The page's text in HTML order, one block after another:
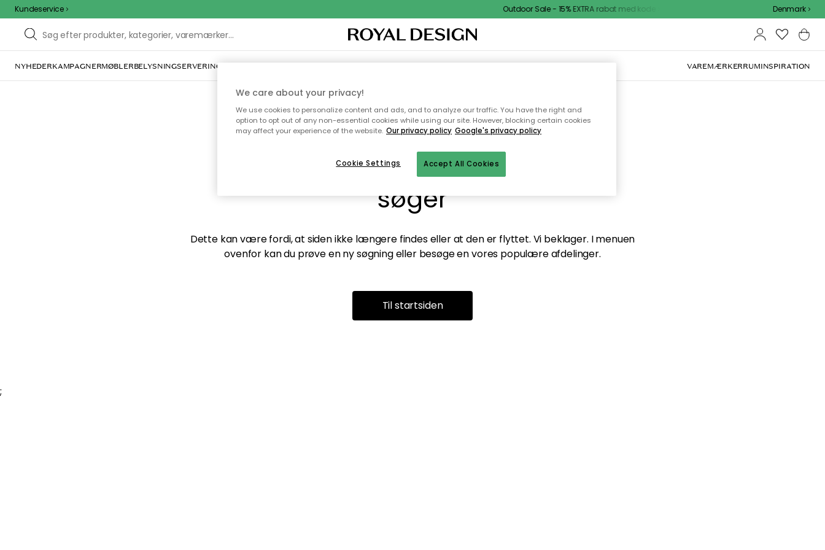
Kundeservice Outdoor Sale - 15% EXTRA rabat med kode Denmark
NYHEDERKAMPAGNERMØBLERBELYSNINGSERVERING INDRETNINGTEKSTIL & TÆPPERKØKKENETOPBEVARINGHAVEMØBLER VAREMÆRKERRUMINSPIRATION
Vi fandt desværre ikke siden du
søger
Dette kan være fordi, at siden ikke længere findes eller at den er flyttet. Vi beklager. I menuen
ovenfor kan du prøve en ny søgning eller besøge en vores populære afdelinger.
Til startsiden
;
We care about your privacy!
We use cookies to personalize content and ads, and to analyze our traffic. You have the right and
option to opt out of any non-essential cookies while using our site. However, blocking certain cookies
may affect your experience of the website. Our privacy policy Google's privacy policy
Accept All Cookies
Cookie Settings